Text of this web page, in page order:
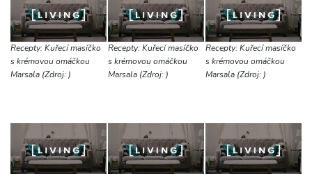
Recepty: Kuřecí masíčko
s krémovou omáčkou
Marsala (Zdroj: )
Recepty: Kuřecí masíčko
s krémovou omáčkou
Marsala (Zdroj: )
Recepty: Kuřecí masíčko
s krémovou omáčkou
Marsala (Zdroj: )